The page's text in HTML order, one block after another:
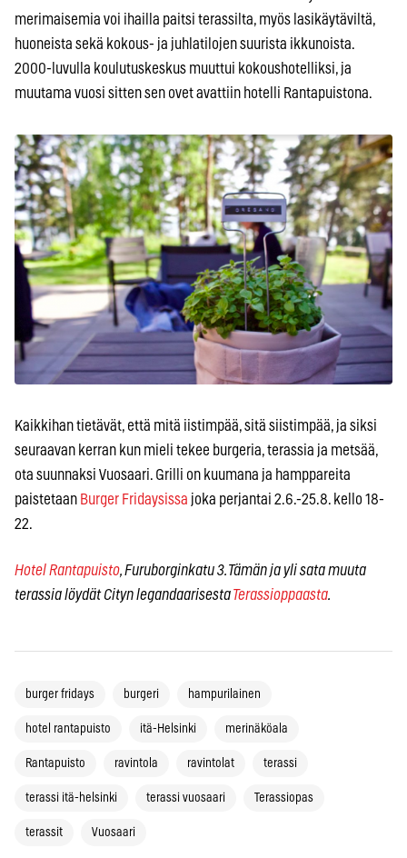
merimaisemia voi ihailla paitsi terassilta, myös lasikäytäviltä,
huoneista sekä kokous- ja juhlatilojen suurista ikkunoista.
2000-luvulla koulutuskeskus muuttui kokoushotelliksi, ja
muutama vuosi sitten sen ovet avattiin hotelli Rantapuistona.
Kaikkihan tietävät, että mitä iistimpää, sitä siistimpää, ja siksi
seuraavan kerran kun mieli tekee burgeria, terassia ja metsää,
ota suunnaksi Vuosaari. Grilli on kuumana ja hamppareita
paistetaan Burger Fridaysissa joka perjantai 2.6.-25.8. kello 18-
22.
Hotel Rantapuisto, Furuborginkatu 3. Tämän ja yli sata muuta
terassia löydät Cityn legandaarisestaTerassioppaasta.
burger fridays burgeri hampurilainen
hotel rantapuisto itä-Helsinki merinäköala
Rantapuisto ravintola ravintolat terassi
terassi itä-helsinki terassi vuosaari Terassiopas
terassit Vuosaari